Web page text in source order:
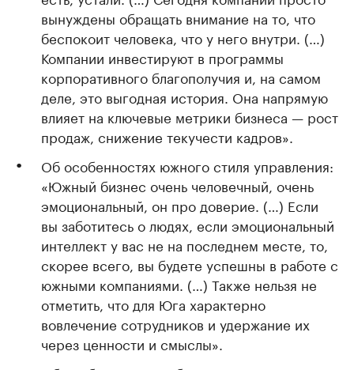
вынуждены обращать внимание на то, что
беспокоит человека, что у него внутри. (…)
Компании инвестируют в программы
корпоративного благополучия и, на самом
деле, это выгодная история. Она напрямую
влияет на ключевые метрики бизнеса — рост
продаж, снижение текучести кадров».
Об особенностях южного стиля управления:
«Южный бизнес очень человечный, очень
эмоциональный, он про доверие. (…) Если
вы заботитесь о людях, если эмоциональный
интеллект у вас не на последнем месте, то,
скорее всего, вы будете успешны в работе с
южными компаниями. (…) Также нельзя не
отметить, что для Юга характерно
вовлечение сотрудников и удержание их
через ценности и смыслы».